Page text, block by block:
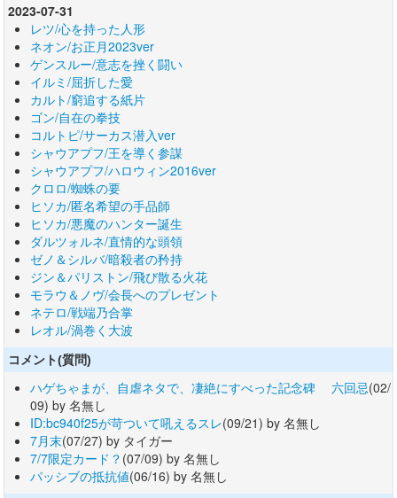
2023-07-31
レツ/心を持った人形
ネオン/お正月2023ver
ゲンスルー/意志を挫く闘い
イルミ/屈折した愛
カルト/窮追する紙片
ゴン/自在の拳技
コルトピ/サーカス潜入ver
シャウアプフ/王を導く参謀
シャウアプフ/ハロウィン2016ver
クロロ/蜘蛛の要
ヒソカ/匿名希望の手品師
ヒソカ/悪魔のハンター誕生
ダルツォルネ/直情的な頭領
ゼノ＆シルバ/暗殺者の矜持
ジン＆パリストン/飛び散る火花
モラウ＆ノヴ/会長へのプレゼント
ネテロ/戦端乃合掌
レオル/渦巻く大波
コメント(質問)
ハゲちゃまが、自虐ネタで、凄絶にすべった記念碑 六回忌(02/
09) by 名無し
ID:bc940f25が苛ついて吼えるスレ(09/21) by 名無し
7月末(07/27) by タイガー
7/7限定カード？ (07/09) by 名無し
パッシブの抵抗値(06/16) by 名無し